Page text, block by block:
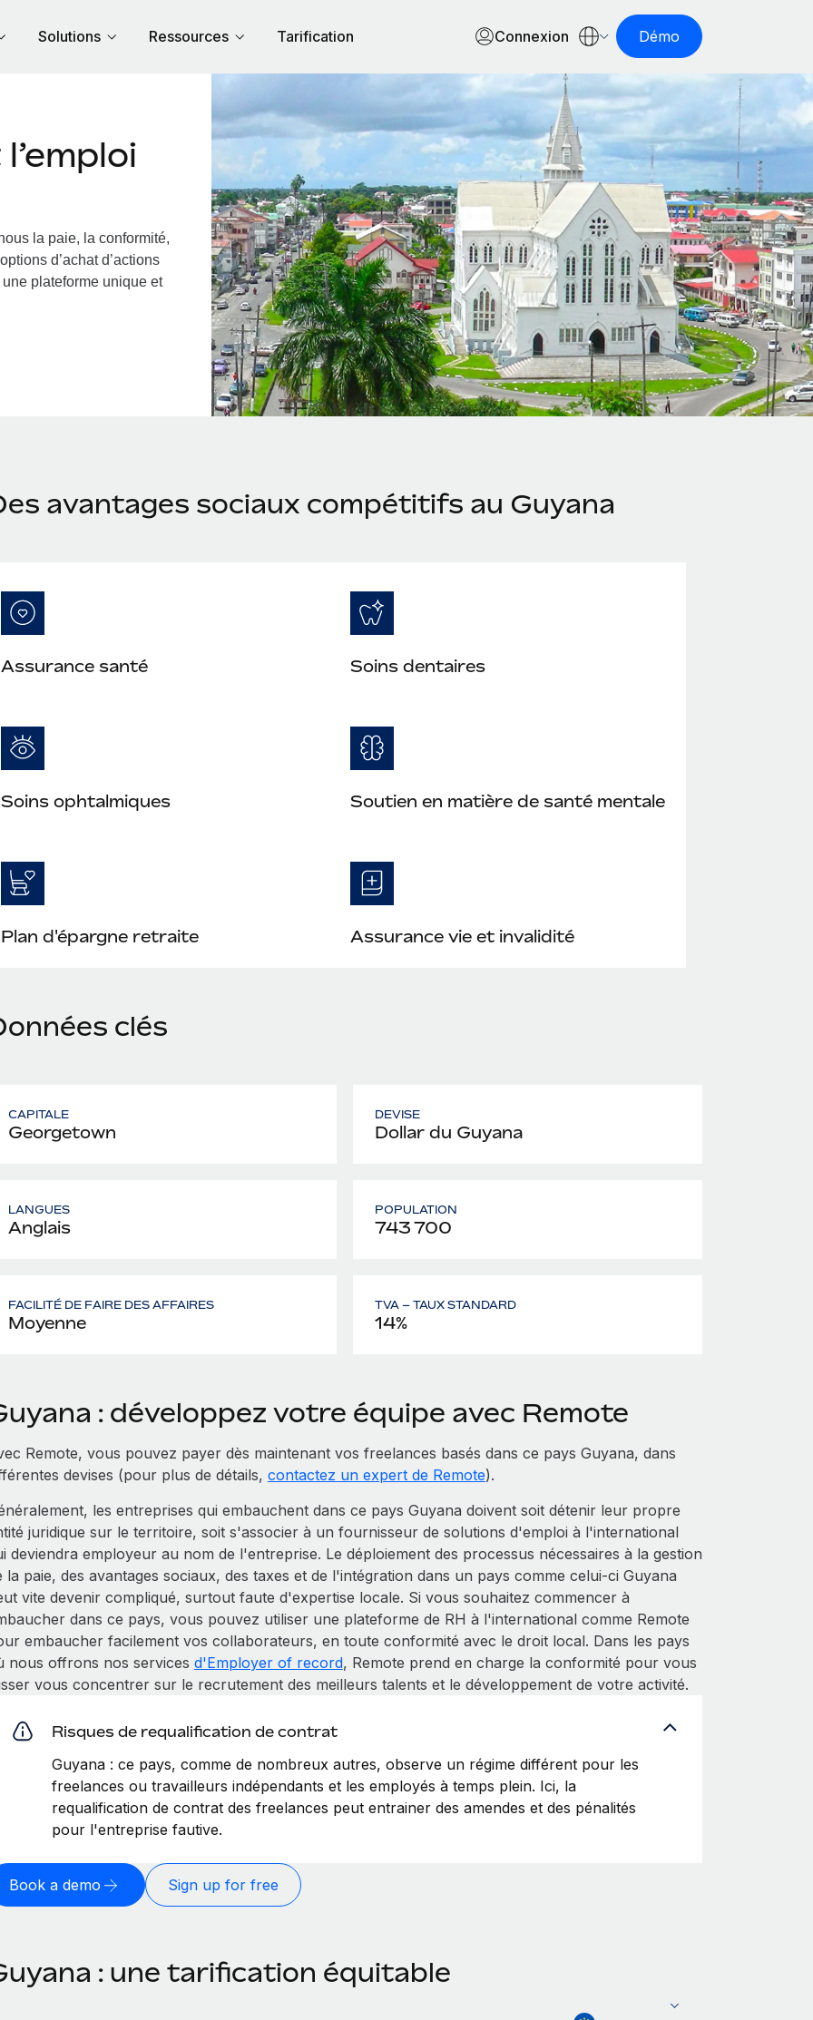
Solutions Ressources Tarification Connexion Démo
la paie, la conformité,
d’achat d’actions
plateforme unique et
avantages sociaux compétitifs au Guyana
Assurance santé Soins dentaires
Soins ophtalmiques Soutien en matière de santé mentale
Plan d'épargne retraite Assurance vie et invalidité
clés
CAPITALE
Georgetown
DEVISE
Dollar du Guyana
LANGUES
Anglais
POPULATION
743 700
FACILITÉ DE FAIRE DES AFFAIRES
Moyenne
TVA – TAUX STANDARD
14%
: développez votre équipe avec Remote
Remote, vous pouvez payer dès maintenant vos freelances basés dans ce pays Guyana, dans
devises (pour plus de détails, contactez un expert de Remote).
les entreprises qui embauchent dans ce pays Guyana doivent soit détenir leur propre
juridique sur le territoire, soit s'associer à un fournisseur de solutions d'emploi à l'international
deviendra employeur au nom de l'entreprise. Le déploiement des processus nécessaires à la gestion
la paie, des avantages sociaux, des taxes et de l'intégration dans un pays comme celui-ci Guyana
vite devenir compliqué, surtout faute d'expertise locale. Si vous souhaitez commencer à
dans ce pays, vous pouvez utiliser une plateforme de RH à l'international comme Remote
embaucher facilement vos collaborateurs, en toute conformité avec le droit local. Dans les pays
nous offrons nos services d'Employer of record, Remote prend en charge la conformité pour vous
vous concentrer sur le recrutement des meilleurs talents et le développement de votre activité.
Risques de requalification de contrat
Guyana : ce pays, comme de nombreux autres, observe un régime différent pour les
freelances ou travailleurs indépendants et les employés à temps plein. Ici, la
requalification de contrat des freelances peut entrainer des amendes et des pénalités
pour l'entreprise fautive.
Book a demo Sign up for free
: une tarification équitable